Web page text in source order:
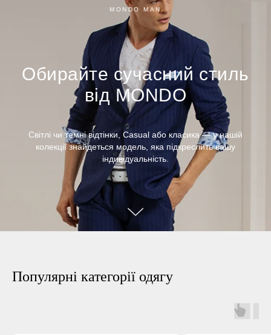
MONDO MAN
Обирайте сучасний стиль
від MONDO
Світлі чи темні відтінки, Casual або класика — у нашій
колекції знайдеться модель, яка підкреслить вашу
індивідуальність.
Популярні категорії одягу